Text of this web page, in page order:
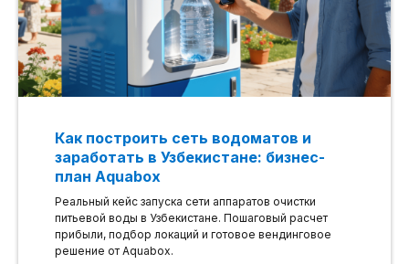
Как построить сеть водоматов и
заработать в Узбекистане: бизнес-
план Aquabox
Реальный кейс запуска сети аппаратов очистки
питьевой воды в Узбекистане. Пошаговый расчет
прибыли, подбор локаций и готовое вендинговое
решение от Aquabox.